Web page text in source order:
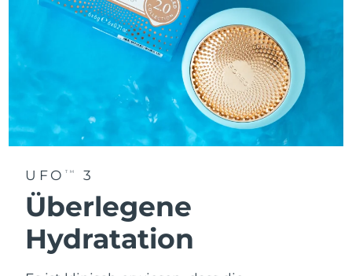
UFO TM 3
Überlegene
Hydratation
Erwartete Lieferung
14/08/2026
Erwartete Lieferung
11/08/2026
Vereinigte Arabische
Emirate
Erwartete Lieferung
11/08/2026
Vereinigtes
Königreich
Vereinigte Staaten